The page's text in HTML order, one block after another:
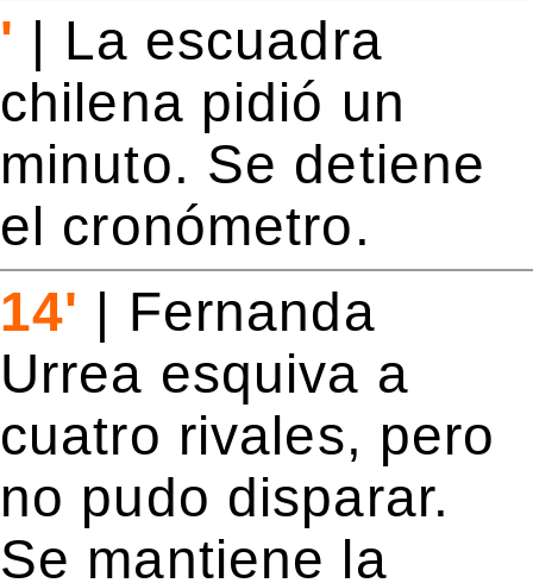
' | La escuadra
chilena pidió un
minuto. Se detiene
el cronómetro.
14' | Fernanda
Urrea esquiva a
cuatro rivales, pero
no pudo disparar.
Se mantiene la